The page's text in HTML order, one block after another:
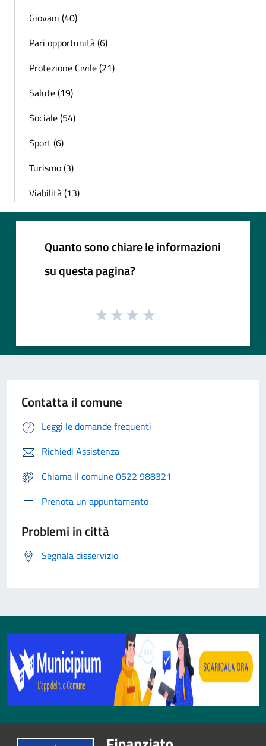
Giovani (40)
Pari opportunità (6)
Protezione Civile (21)
Salute (19)
Sociale (54)
Sport (6)
Turismo (3)
Viabilità (13)
Quanto sono chiare le informazioni
su questa pagina?
Contatta il comune
Leggi le domande frequenti
Richiedi Assistenza
Chiama il comune 0522 988321
Prenota un appuntamento
Problemi in città
Segnala disservizio